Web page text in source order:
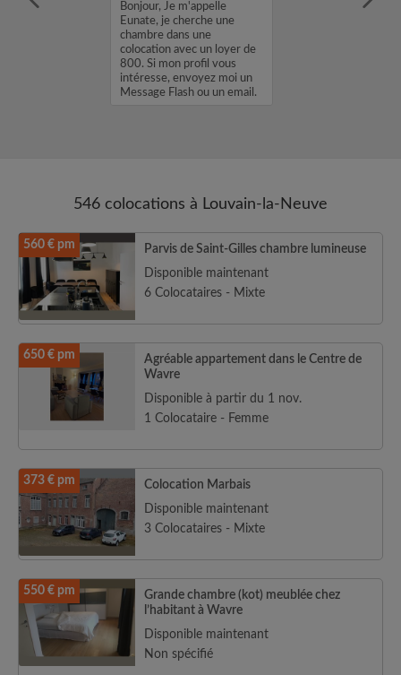
Germany
Bonjour, Je m'appelle
Eunate, je cherche une
chambre dans une
colocation avec un loyer de
800. Si mon profil vous
intéresse, envoyez moi un
Message Flash ou un email.
546 colocations à Louvain-la-Neuve
560 € pm
Parvis de Saint-Gilles chambre lumineuse
Disponible maintenant
6 Colocataires - Mixte
650 € pm
Agréable appartement dans le Centre de
Wavre
Disponible à partir du 1 nov.
1 Colocataire - Femme
373 € pm
Colocation Marbais
Disponible maintenant
3 Colocataires - Mixte
550 € pm
Grande chambre (kot) meublée chez
l’habitant à Wavre
Disponible maintenant
Non spécifié